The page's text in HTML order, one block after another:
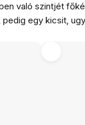
való szintjét
egy kicsit,